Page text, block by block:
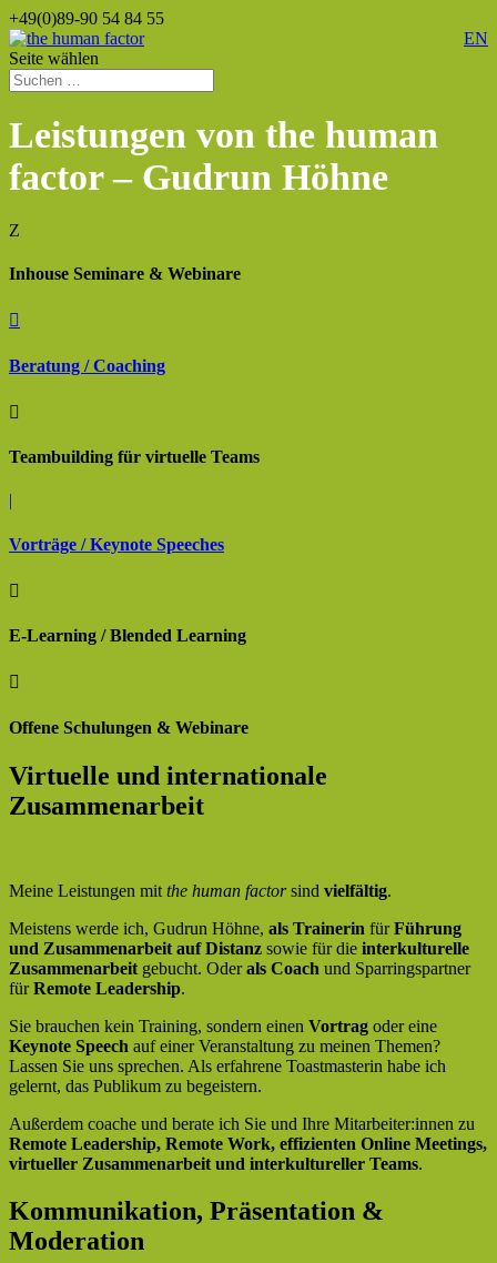
+49(0)89-90 54 84 55
EN
Seite wählen
Leistungen von the human
factor – Gudrun Höhne
Z
Inhouse Seminare & Webinare

Beratung / Coaching

Teambuilding für virtuelle Teams
|
Vorträge / Keynote Speeches

E-Learning / Blended Learning

Offene Schulungen & Webinare
Virtuelle und internationale
Zusammenarbeit
Meine Leistungen mit the human factorsind vielfältig.
Meistens werde ich, Gudrun Höhne, als Trainerin fürFührung
und Zusammenarbeit auf Distanz sowie für die interkulturelle
Zusammenarbeit gebucht. Oderals Coach und Sparringspartner
fürRemote Leadership.
Sie brauchen kein Training, sondern einen Vortrag oder eine
Keynote Speech auf einer Veranstaltung zu meinen Themen?
Lassen Sie uns sprechen. Als erfahrene Toastmasterin habe ich
gelernt, das Publikum zu begeistern.
Außerdem coache und berate ich Sie und Ihre Mitarbeiter:innen zu
Remote Leadership, Remote Work, effizienten Online Meetings,
virtueller Zusammenarbeit und interkultureller Teams.
Kommunikation, Präsentation &
Moderation